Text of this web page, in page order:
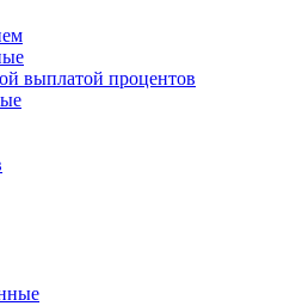
выплатой процентов